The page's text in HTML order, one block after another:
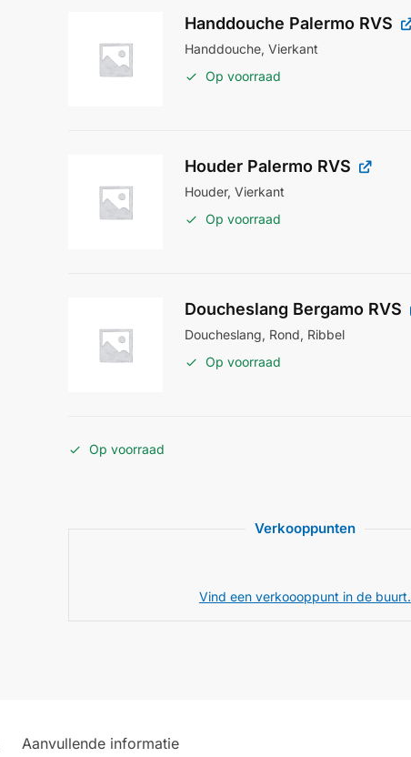
Handdouche Palermo RVS
Handdouche, Vierkant
Op voorraad
Houder Palermo RVS
Houder, Vierkant
Op voorraad
Doucheslang Bergamo RVS
Doucheslang, Rond, Ribbel
Op voorraad
Op voorraad
Verkooppunten
Vind een verkoooppunt in de buurt.
Aanvullende informatie